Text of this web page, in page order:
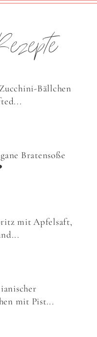
Bällchen
Bratensoße
mit Apfelsaft,
mit Pist...